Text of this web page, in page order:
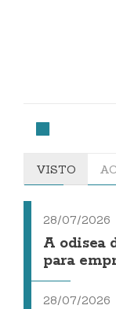
VISTO
28/07/2026
A odisea
para
28/07/2026